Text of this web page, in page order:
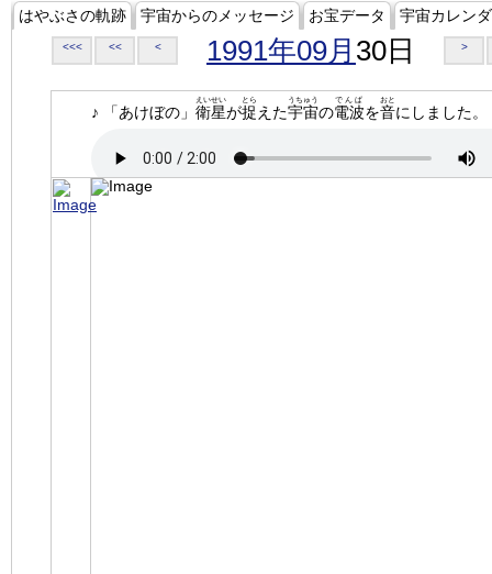
はやぶさの軌跡 宇宙からのメッセージ お宝データ 宇宙カレン
<<< << < 1991年09月 30日 >
♪ 「あけぼの」 衛星
えいせい
が捉
とら
えた宇宙
うちゅう
の電波
でんぱ
を音
おと
にしました。